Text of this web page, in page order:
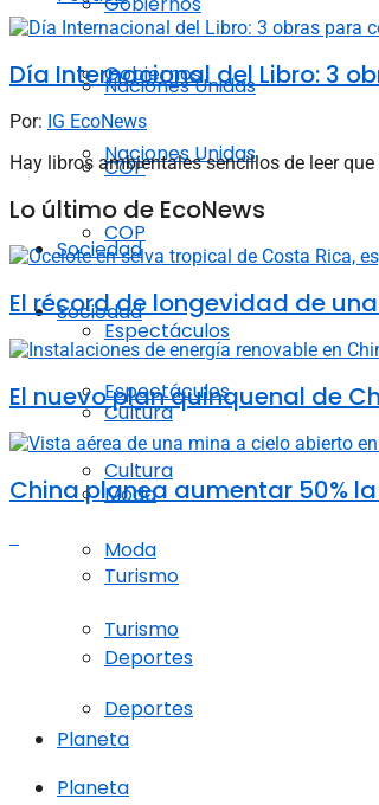
Naciones Unidas
COP
Sociedad
Espectáculos
Cultura
Moda
Turismo
Deportes
Planeta
Gobiernos
Naciones Unidas
COP
Sociedad
Espectáculos
Cultura
Moda
Turismo
Deportes
Planeta
Día Internacional del Libro: 3
Por: IG EcoNews
Hay libros ambientales sencillos de leer
Lo último de EcoNews
El récord de longevidad de
El nuevo plan quinquenal de
China planea aumentar 50%